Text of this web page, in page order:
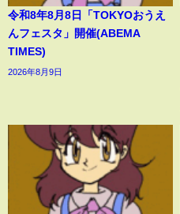
令和8年8月8日「TOKYOおうえ
んフェスタ」開催(ABEMA
TIMES)
2026年8月9日